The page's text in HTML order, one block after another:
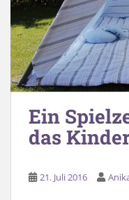
Ein
das
21. Juli 2016